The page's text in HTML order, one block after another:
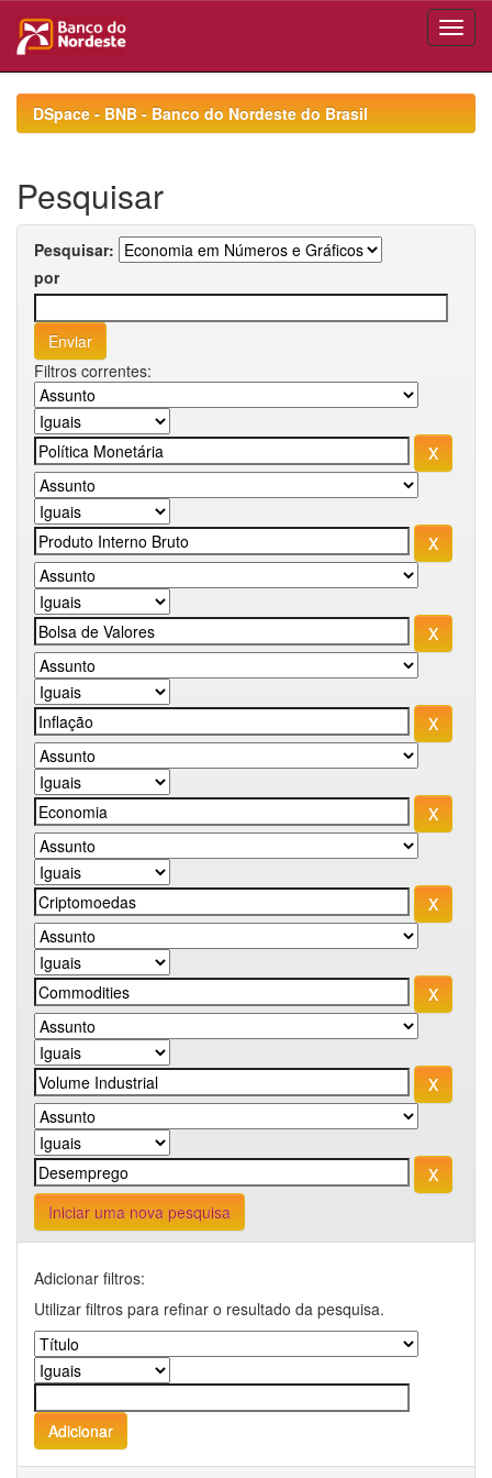
navigationDSpace - BNB - Banco do Nordeste do Brasil
Pesquisar
Pesquisar:
por
Filtros correntes:
Iniciar uma nova pesquisa
Adicionar filtros:
Utilizar filtros para refinar o resultado da pesquisa.